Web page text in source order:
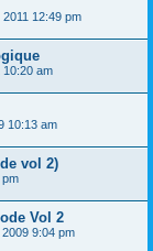
2011 12:49 pm
10:20 am
10:13 am
vol 2)
pm
Vol 2
9:04 pm